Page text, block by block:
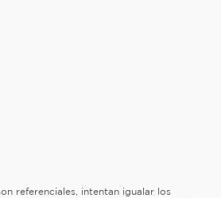
referenciales, intentan igualar los